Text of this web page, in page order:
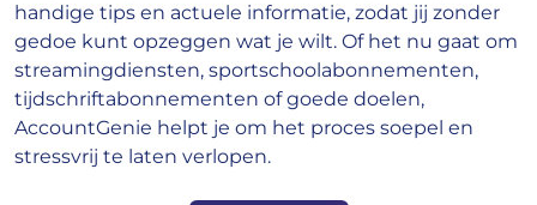
handige tips en actuele informatie, zodat jij zonder
gedoe kunt opzeggen wat je wilt. Of het nu gaat om
streamingdiensten, sportschoolabonnementen,
tijdschriftabonnementen of goede doelen,
AccountGenie helpt je om het proces soepel en
stressvrij te laten verlopen.